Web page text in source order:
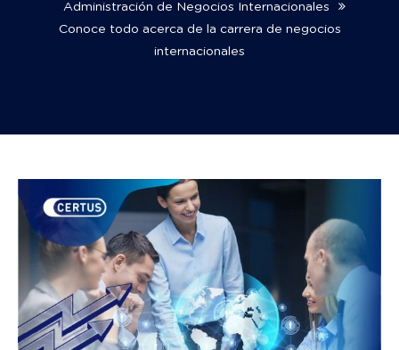
Administración de Negocios Internacionales
Conoce todo acerca de la carrera de negocios
internacionales